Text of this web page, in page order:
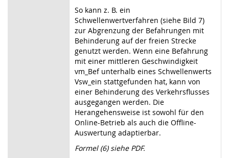
So kann z. B. ein
Schwellenwertverfahren (siehe Bild 7)
zur Abgrenzung der Befahrungen mit
Behinderung auf der freien Strecke
genutzt werden. Wenn eine Befahrung
mit einer mittleren Geschwindigkeit
vm_Bef unterhalb eines Schwellenwerts
Vsw_ein stattgefunden hat, kann von
einer Behinderung des Verkehrsflusses
ausgegangen werden. Die
Herangehensweise ist sowohl für den
Online-Betrieb als auch die Offline-
Auswertung adaptierbar.
Formel (6) siehe PDF.